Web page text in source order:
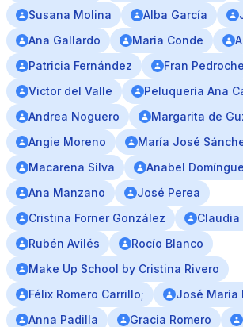
Susana Molina Alba García
Ana Gallardo
Maria Conde
Patricia Fernández
Fran Pedroche
Victor del Valle
Peluquería Ana
Andrea Noguero
Margarita de
Angie Moreno
María José
Macarena Silva
Anabel
Ana Manzano
José Perea
Cristina Forner González
Claudia
Rubén Avilés
Rocío Blanco
Make Up School by Cristina Rivero
Félix Romero Carrillo;
José María
Anna Padilla
Gracia Romero